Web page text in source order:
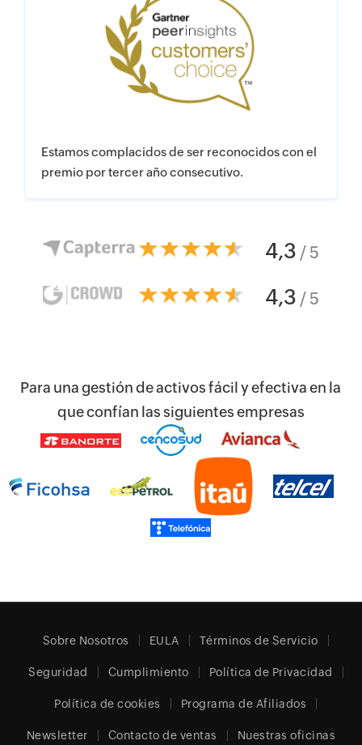
Estamos complacidos de ser reconocidos con el
premio
Gartner Peer Insights
Customers’ Choice para
Gestión de incidentes y
eventos de seguridad
(SIEM)
por tercer año consecutivo.
4,3 / 5
4,3 / 5
Para una gestión de activos fácil y efectiva en la
que confían las siguientes empresas
Sobre Nosotros EULA Términos de Servicio
Seguridad Cumplimiento Política de Privacidad
Política de cookies Programa de Afiliados
Newsletter Contacto de ventas Nuestras oficinas